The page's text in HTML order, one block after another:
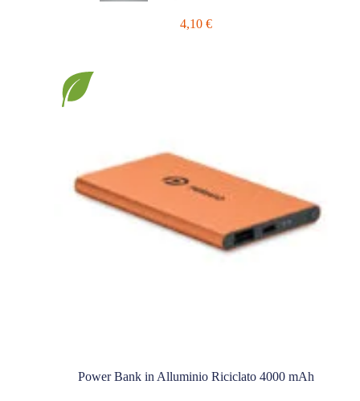
4,10 €
Power Bank in Alluminio Riciclato 4000 mAh